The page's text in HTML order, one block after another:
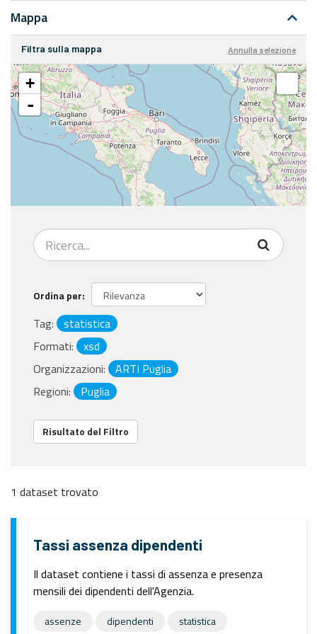
Mappa
Filtra sulla mappa Annulla selezione
+
-
Ordina per
Tag:
statistica
Formati:
xsd
Organizzazioni:
ARTI Puglia
Regioni:
Puglia
Risultato del Filtro
1 dataset trovato
Tassi assenza dipendenti
Il dataset contiene i tassi di assenza e presenza
mensili dei dipendenti dell'Agenzia.
assenze dipendenti statistica